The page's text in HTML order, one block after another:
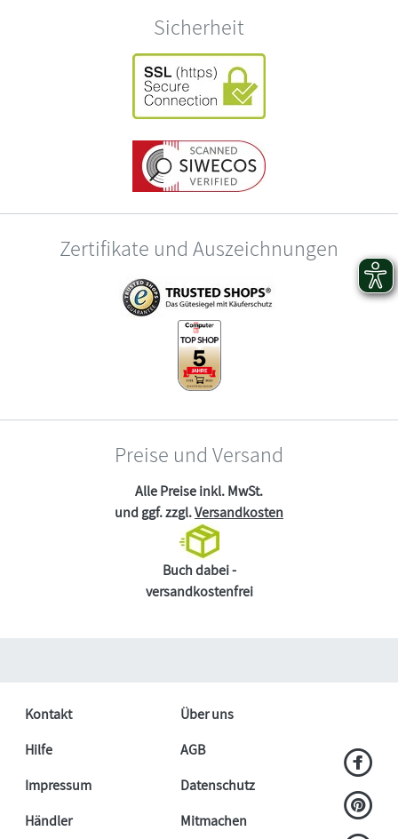
Sicherheit
Zertifikate und Auszeichnungen
Preise und Versand
Alle Preise inkl. MwSt.
und ggf. zzgl.Versandkosten
Buch dabei -
versandkostenfrei
Kontakt
Über uns
Hilfe
AGB
Impressum
Datenschutz
Händler
Mitmachen